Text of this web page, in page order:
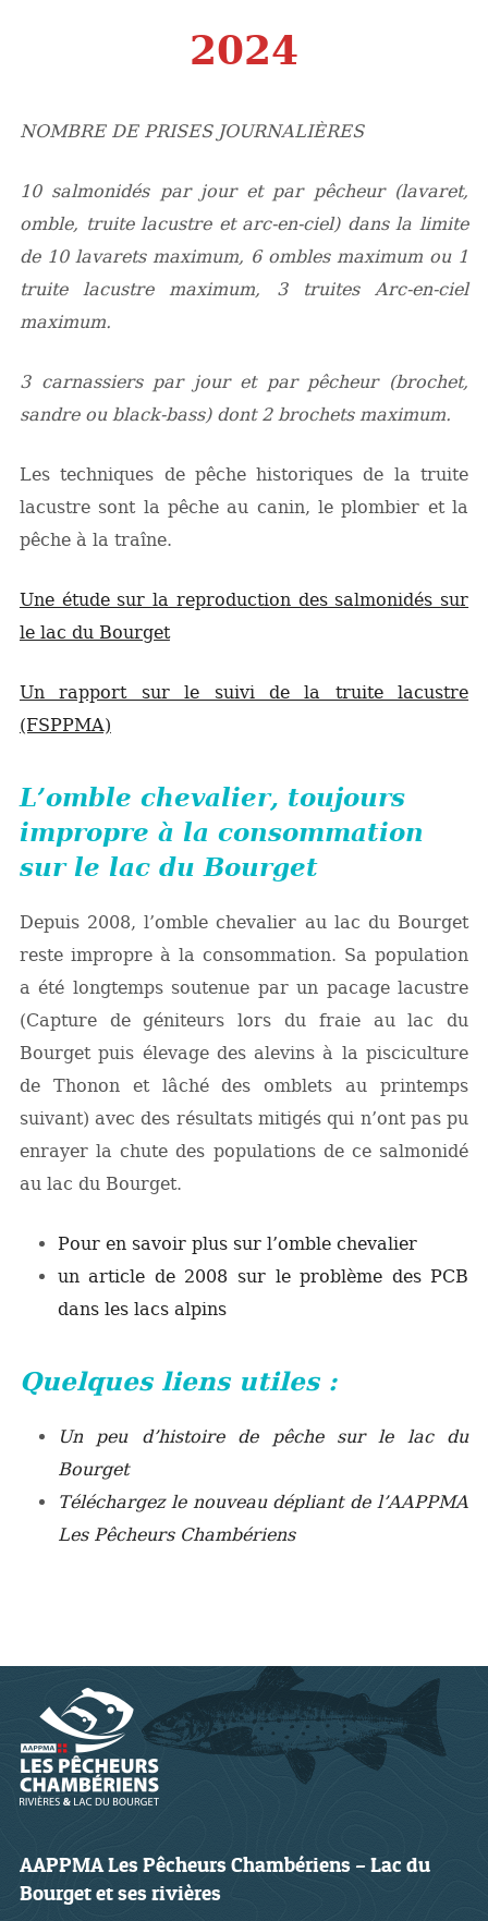
2024
NOMBRE DE PRISES JOURNALIÈRES
10 salmonidés par jour et par pêcheur (lavaret,
omble, truite lacustre et arc-en-ciel) dans la limite
de 10 lavarets maximum, 6 ombles maximum ou 1
truite lacustre maximum, 3 truites Arc-en-ciel
maximum.
3 carnassiers par jour et par pêcheur
(brochet,
sandre ou black-bass) dont 2 brochets maximum.
Les techniques de pêche historiques de la truite
lacustre sont la pêche au canin, le plombier et la
pêche à la traîne.
Une étude sur la reproduction des salmonidés sur
le lac du Bourget
Un rapport sur le suivi de la truite lacustre
(FSPPMA)
L’omble chevalier, toujours
impropre à la consommation
sur le lac du Bourget
Depuis 2008, l’omble chevalier au lac du Bourget
reste impropre à la consommation. Sa population
a été longtemps soutenue par un pacage lacustre
(Capture de géniteurs lors du fraie au lac du
Bourget puis élevage des alevins à la pisciculture
de Thonon et lâché des omblets au printemps
suivant) avec des résultats mitigés qui n’ont pas pu
enrayer la chute des populations de ce salmonidé
au lac du Bourget.
Pour en savoir plus sur l’omble chevalier
un article de 2008 sur le problème des PCB
dans les lacs alpins
Quelques liens utiles :
Un peu d’histoire de pêche sur le lac du
Bourget
Téléchargez le nouveau dépliant de l’AAPPMA
Les Pêcheurs Chambériens
AAPPMA Les Pêcheurs Chambériens – Lac du
Bourget et ses rivières